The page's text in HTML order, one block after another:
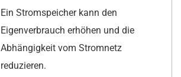
Ein Stromspeicher kann den
Eigenverbrauch erhöhen und die
Abhängigkeit vom Stromnetz
reduzieren.